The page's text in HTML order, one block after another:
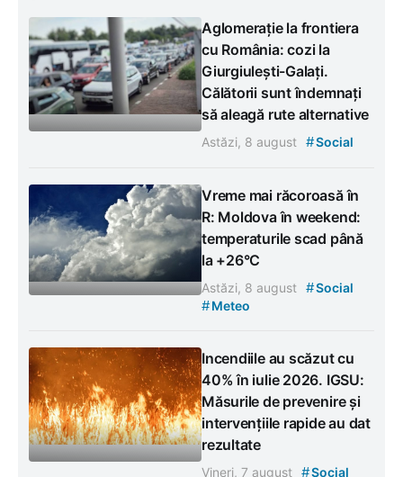
Aglomerație la frontiera
cu România: cozi la
Giurgiulești-Galați.
Călătorii sunt îndemnați
să aleagă rute alternative
Astăzi, 8 august #Social
Vreme mai răcoroasă în
R: Moldova în weekend:
temperaturile scad până
la +26°C
Astăzi, 8 august #Social
#Meteo
Incendiile au scăzut cu
40% în iulie 2026. IGSU:
Măsurile de prevenire și
intervențiile rapide au dat
rezultate
Vineri, 7 august #Social